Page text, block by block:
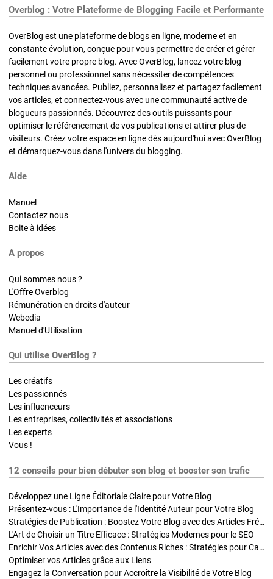
Overblog : Votre Plateforme de Blogging Facile et Performante
OverBlog est une plateforme de blogs en ligne, moderne et en
constante évolution, conçue pour vous permettre de créer et gérer
facilement votre propre blog. Avec OverBlog, lancez votre blog
personnel ou professionnel sans nécessiter de compétences
techniques avancées. Publiez, personnalisez et partagez facilement
vos articles, et connectez-vous avec une communauté active de
blogueurs passionnés. Découvrez des outils puissants pour
optimiser le référencement de vos publications et attirer plus de
visiteurs. Créez votre espace en ligne dès aujourd'hui avec OverBlog
et démarquez-vous dans l'univers du blogging.
Aide
Manuel
Contactez nous
Boite à idées
A propos
Qui sommes nous ?
L'Offre Overblog
Rémunération en droits d'auteur
Webedia
Manuel d'Utilisation
Qui utilise OverBlog ?
Les créatifs
Les passionnés
Les influenceurs
Les entreprises, collectivités et associations
Les experts
Vous !
12 conseils pour bien débuter son blog et booster son trafic
Développez une Ligne Éditoriale Claire pour Votre Blog
Présentez-vous : L'Importance de l'Identité Auteur pour Votre Blog
Stratégies de Publication : Boostez Votre Blog avec des Articles Fréquents et Exclusifs
L'Art de Choisir un Titre Efficace : Stratégies Modernes pour le SEO
Enrichir Vos Articles avec des Contenus Riches : Stratégies pour Captiver et Optimiser
Optimiser vos Articles grâce aux Liens
Engagez la Conversation pour Accroître la Visibilité de Votre Blog